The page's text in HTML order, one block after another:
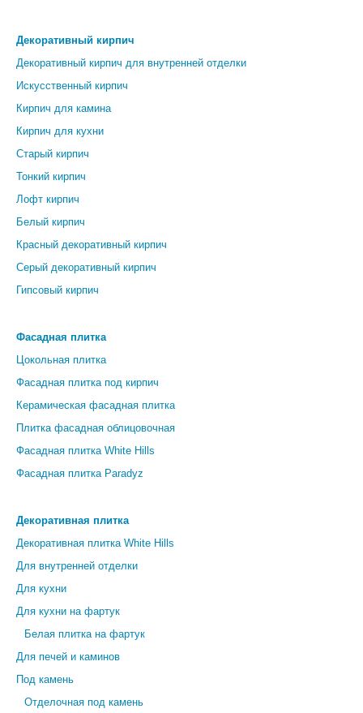
Декоративный кирпич
Декоративный кирпич для внутренней отделки
Искусственный кирпич
Кирпич для камина
Кирпич для кухни
Старый кирпич
Тонкий кирпич
Лофт кирпич
Белый кирпич
Красный декоративный кирпич
Серый декоративный кирпич
Гипсовый кирпич
Фасадная плитка
Цокольная плитка
Фасадная плитка под кирпич
Керамическая фасадная плитка
Плитка фасадная облицовочная
Фасадная плитка White Hills
Фасадная плитка Paradyz
Декоративная плитка
Декоративная плитка White Hills
Для внутренней отделки
Для кухни
Для кухни на фартук
Белая плитка на фартук
Для печей и каминов
Под камень
Отделочная под камень